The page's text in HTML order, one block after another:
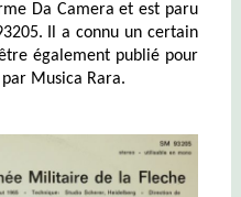
Da Camera et est paru
Il a connu un certain
également publié pour
Musica Rara.